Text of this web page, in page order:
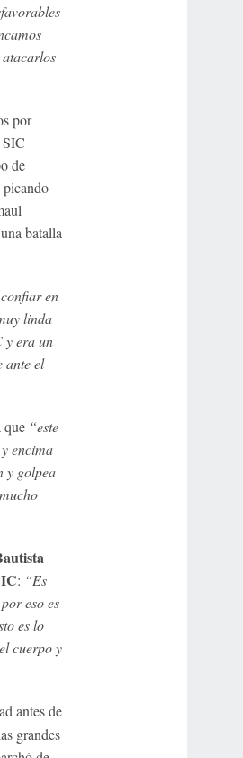
por
de
picando
batalla
en
linda
y era un
ante el
que “este
encima
y golpea
: “Es
eso es
es lo
cuerpo y
antes de
grandes